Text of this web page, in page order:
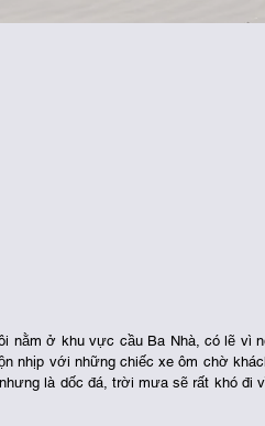
nằm ở khu vực cầu Ba Nhà, có lẽ vì
nhịp với những chiếc xe ôm chờ
là dốc đá, trời mưa sẽ rất khó đi